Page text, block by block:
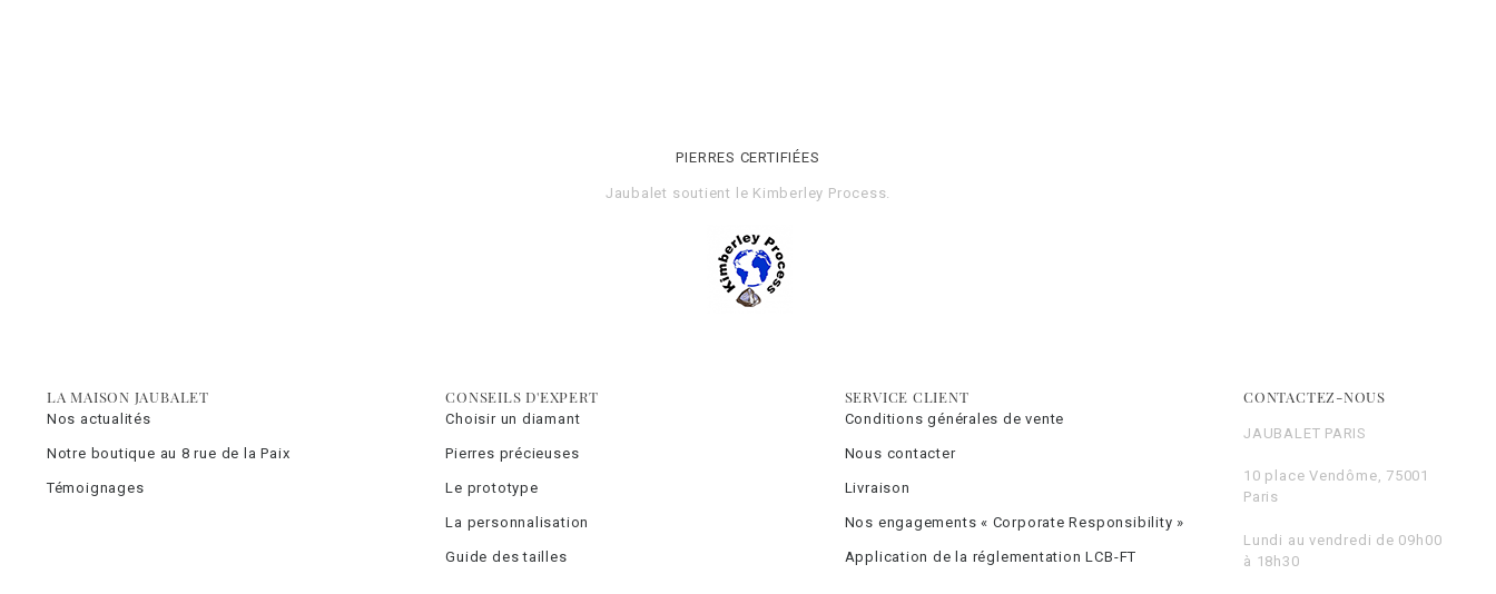
PIERRES CERTIFIÉES
Jaubalet soutient le Kimberley Process
LA MAISON JAUBALET
Nos actualités
Notre boutique au 8 rue de la Paix
Témoignages
CONSEILS D'EXPERT
Choisir un diamant
Pierres précieuses
Le prototype
La personnalisation
Guide des tailles
SERVICE CLIENT
Conditions générales de vente
Nous contacter
Livraison
Nos engagements « Corporate Responsibility »
Application de la réglementation LCB-FT
CONTACTEZ-NOUS
JAUBALET PARIS
10 place Vendôme, 75001
Paris
Lundi au vendredi de 09h00
à 18h30